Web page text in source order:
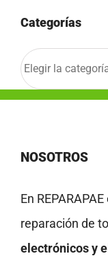
Categorías
Categorías
NOSOTROS
En
reparación de
electrónicos y